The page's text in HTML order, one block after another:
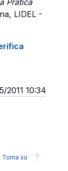
Pràtica
LIDEL -
2011 10:34
Torna su